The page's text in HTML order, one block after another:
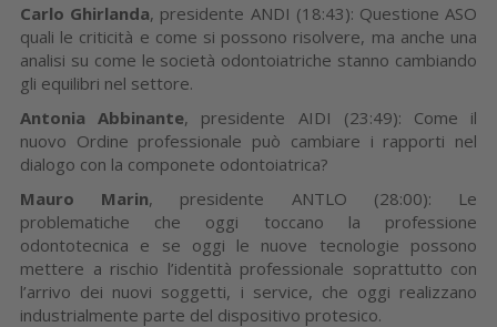
Carlo Ghirlanda, presidente ANDI (18:43): Questione ASO
quali le criticità e come si possono risolvere, ma anche una
analisi su come le società odontoiatriche stanno cambiando
gli equilibri nel settore.
Antonia Abbinante, presidente AIDI (23:49): Come il
nuovo Ordine professionale può cambiare i rapporti nel
dialogo con la componete odontoiatrica?
Mauro Marin, presidente ANTLO (28:00): Le
problematiche che oggi toccano la professione
odontotecnica e se oggi le nuove tecnologie possono
mettere a rischio l’identità professionale soprattutto con
l’arrivo dei nuovi soggetti, i service, che oggi realizzano
industrialmente parte del dispositivo protesico.